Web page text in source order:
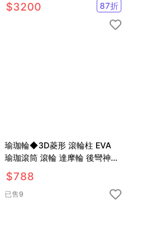
$3200 87折
瑜珈輪◆3D菱形 滾輪柱 EVA
瑜珈滾筒 滾輪 達摩輪 後彎神器
普拉提斯 平衡按摩 筋膜
$788
已售9